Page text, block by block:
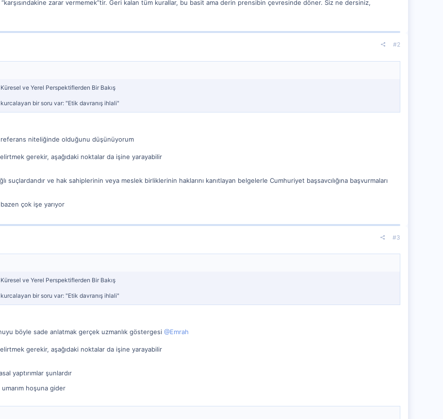
zarar vermemek”tir. Geri kalan tüm kurallar, bu basit ama derin prensibin çevresinde döner. Siz ne dersiniz,
#2
ve Yerel Perspektiflerden Bir Bakış
bir soru var: "Etik davranış ihlali"
referans niteliğinde olduğunu düşünüyorum
gerekir, aşağıdaki noktalar da işine yarayabilir
suçlardandır ve hak sahiplerinin veya meslek birliklerinin haklarını kanıtlayan belgelerle Cumhuriyet başsavcılığına başvurmaları
çok işe yarıyor
#3
ve Yerel Perspektiflerden Bir Bakış
bir soru var: "Etik davranış ihlali"
böyle sade anlatmak gerçek uzmanlık göstergesi @Emrah
gerekir, aşağıdaki noktalar da işine yarayabilir
yaptırımlar şunlardır
hoşuna gider